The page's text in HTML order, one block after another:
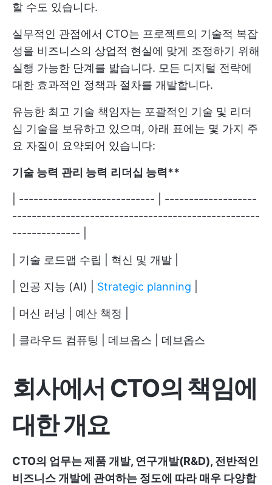
할 수도 있습니다.
실무적인 관점에서 CTO는 프로젝트의 기술적 복잡
성을 비즈니스의 상업적 현실에 맞게 조정하기 위해
실행 가능한 단계를 밟습니다. 모든 디지털 전략에
대한 효과적인 정책과 절차를 개발합니다.
유능한 최고 기술 책임자는 포괄적인 기술 및 리더
십 기술을 보유하고 있으며, 아래 표에는 몇 가지 주
요 자질이 요약되어 있습니다:
기술 능력 관리 능력 리더십 능력**
| ---------------------------- | -------------------
---------------------------------------------------
-------------- |
| 기술 로드맵 수립 | 혁신 및 개발 |
| 인공 지능 (AI) | Strategic planning
| 머신 러닝 | 예산 책정 |
| 클라우드 컴퓨팅 | 데브옵스 | 데브옵스
회사에서 CTO의 책임에
대한 개요
CTO의 업무는 제품 개발, 연구개발(R&D), 전반적인
비즈니스 개발에 관여하는 정도에 따라 매우 다양합